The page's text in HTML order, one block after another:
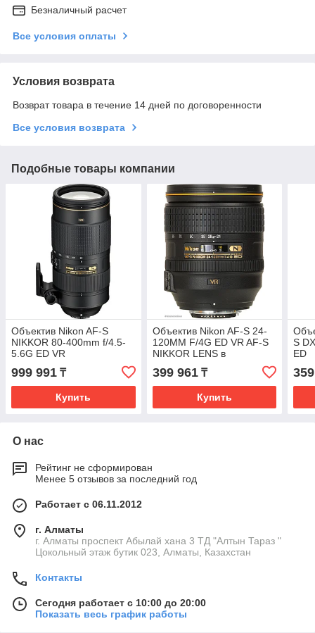
Безналичный расчет
Все условия оплаты
Условия возврата
Возврат товара в течение 14 дней по договоренности
Все условия возврата
Подобные товары компании
Объектив Nikon AF-S
NIKKOR 80-400mm f/4.5-
5.6G ED VR
999 991 ₸
Купить
Объектив Nikon AF-S 24-
120MM F/4G ED VR AF-S
NIKKOR LENS в
оригинальной коробке
399 961₸
Купить
S
ED
О нас
Рейтинг не сформирован
Менее 5 отзывов за последний год
Работает с 06.11.2012
г. Алматы
г. Алматы проспект Абылай хана 3 ТД "Алтын Тараз "
Цокольный этаж бутик 023, Алматы, Казахстан
Контакты
Сегодня работает с 10:00 до 20:00
Показать весь график работы